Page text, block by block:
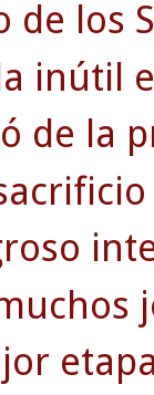
de los
inútil
de la